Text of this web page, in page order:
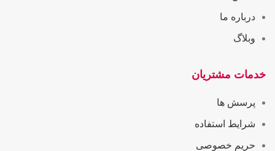
درباره ما
وبلاگ
خدمات مشتریان
پرسش ها
شرایط استفاده
حریم خصوصی